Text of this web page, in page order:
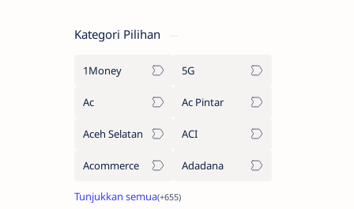
Kategori Pilihan
1Money 5G
Ac Ac Pintar
Aceh Selatan ACI
Acommerce Adadana